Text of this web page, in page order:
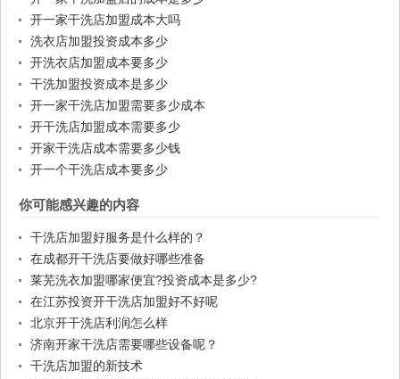
开一家干洗店加盟成本大吗
洗衣店加盟投资成本多少
开洗衣店加盟成本要多少
干洗加盟投资成本是多少
开一家干洗店加盟需要多少成本
开干洗店加盟成本需要多少
开家干洗店成本需要多少钱
开一个干洗店成本要多少
你可能感兴趣的内容
干洗店加盟好服务是什么样的？
在成都开干洗店要做好哪些准备
莱芜洗衣加盟哪家便宜?投资成本是多少?
在江苏投资开干洗店加盟好不好呢
北京开干洗店利润怎么样
济南开家干洗店需要哪些设备呢？
干洗店加盟的新技术